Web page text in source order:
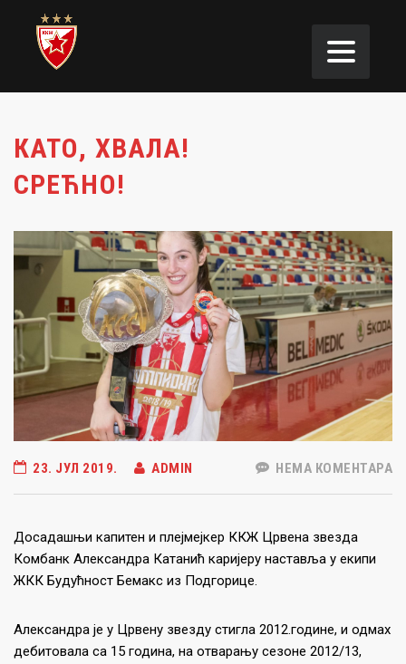
КАТО, ХВАЛА!
СРЕЋНО!
23. ЈУЛ 2019. ADMIN НЕМА КОМЕНТАРА
Досадашњи капитен и плејмејкер ККЖ Црвена звезда
Комбанк Александра Катанић каријеру наставља у екипи
ЖКК Будућност Бемакс из Подгорице.
Александра је у Црвену звезду стигла 2012.године, и одмах
дебитовала са 15 година, на отварању сезоне 2012/13,